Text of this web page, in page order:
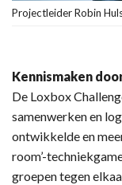
Projectleider Robin
Kennismaken
De Loxbox
samenwerken en
ontwikkelde en
room’-
groepen tegen